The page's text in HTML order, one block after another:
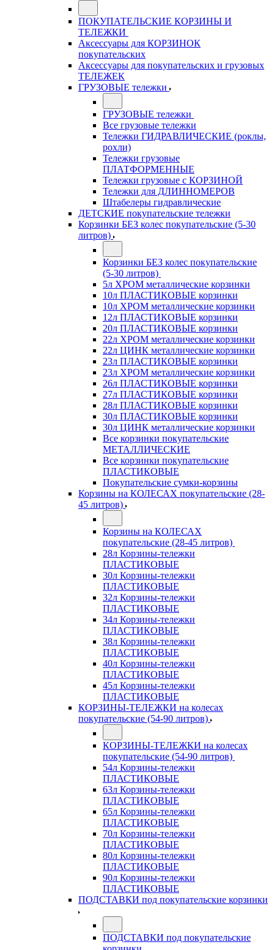
ПОКУПАТЕЛЬСКИЕ КОРЗИНЫ И
ТЕЛЕЖКИ
Аксессуары для КОРЗИНОК
покупательских
Аксессуары для покупательских и грузовых
ТЕЛЕЖЕК
ГРУЗОВЫЕ тележки
ГРУЗОВЫЕ тележки
Все грузовые тележки
Тележки ГИДРАВЛИЧЕСКИЕ (роклы,
рохли)
Тележки грузовые
ПЛАТФОРМЕННЫЕ
Тележки грузовые с КОРЗИНОЙ
Тележки для ДЛИННОМЕРОВ
Штабелеры гидравлические
ДЕТСКИЕ покупательские тележки
Корзинки БЕЗ колес покупательские (5-30
литров)
Корзинки БЕЗ колес покупательские
(5-30 литров)
5л ХРОМ металлические корзинки
10л ПЛАСТИКОВЫЕ корзинки
10л ХРОМ металлические корзинки
12л ПЛАСТИКОВЫЕ корзинки
20л ПЛАСТИКОВЫЕ корзинки
22л ХРОМ металлические корзинки
22л ЦИНК металлические корзинки
23л ПЛАСТИКОВЫЕ корзинки
23л ХРОМ металлические корзинки
26л ПЛАСТИКОВЫЕ корзинки
27л ПЛАСТИКОВЫЕ корзинки
28л ПЛАСТИКОВЫЕ корзинки
30л ПЛАСТИКОВЫЕ корзинки
30л ЦИНК металлические корзинки
Все корзинки покупательские
МЕТАЛЛИЧЕСКИЕ
Все корзинки покупательские
ПЛАСТИКОВЫЕ
Покупательские сумки-корзины
Корзины на КОЛЕСАХ покупательские (28-
45 литров)
Корзины на КОЛЕСАХ
покупательские (28-45 литров)
28л Корзины-тележки
ПЛАСТИКОВЫЕ
30л Корзины-тележки
ПЛАСТИКОВЫЕ
32л Корзины-тележки
ПЛАСТИКОВЫЕ
34л Корзины-тележки
ПЛАСТИКОВЫЕ
38л Корзины-тележки
ПЛАСТИКОВЫЕ
40л Корзины-тележки
ПЛАСТИКОВЫЕ
45л Корзины-тележки
ПЛАСТИКОВЫЕ
КОРЗИНЫ-ТЕЛЕЖКИ на колесах
покупательские (54-90 литров)
КОРЗИНЫ-ТЕЛЕЖКИ на колесах
покупательские (54-90 литров)
54л Корзины-тележки
ПЛАСТИКОВЫЕ
63л Корзины-тележки
ПЛАСТИКОВЫЕ
65л Корзины-тележки
ПЛАСТИКОВЫЕ
70л Корзины-тележки
ПЛАСТИКОВЫЕ
80л Корзины-тележки
ПЛАСТИКОВЫЕ
90л Корзины-тележки
ПЛАСТИКОВЫЕ
ПОДСТАВКИ под покупательские корзинки
ПОДСТАВКИ под покупательские